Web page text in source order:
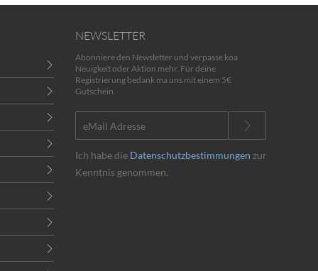
NEWSLETTER
Abonniere den Newsletter und verpasse koa
Neuigkeit oder Aktion mehr. Für deine
Registrierung bedank ma uns mit einem 5€
Gutschein.
Ich habe die Datenschutzbestimmungen zur
Kenntnis genommen.